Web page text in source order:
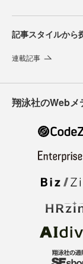
記事スタイルから
連載記事
翔泳社のWebメ